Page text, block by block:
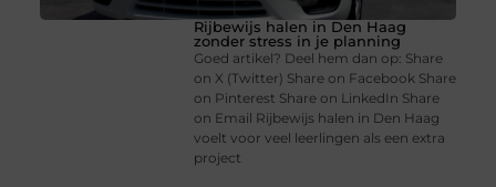
Rijbewijs halen in Den Haag
zonder stress in je planning
Goed artikel? Deel hem dan op: Share
on X (Twitter) Share on Facebook Share
on Pinterest Share on LinkedIn Share
on Email Rijbewijs halen in Den Haag
voelt voor veel leerlingen als een extra
project